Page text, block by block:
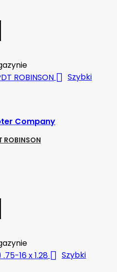
 Szybki
Company
ROBINSON
 Szybki